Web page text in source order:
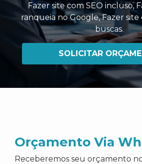
Fazer site com SEO incluso,
ranqueia no Google,Fazer site
buscas.
SOLICITAR
Orçamento Via
Receberemos seu orçamento